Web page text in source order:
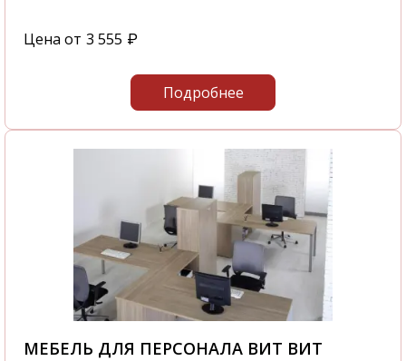
Цена от 3 555 ₽
Подробнее
МЕБЕЛЬ ДЛЯ ПЕРСОНАЛА ВИТ ВИТ